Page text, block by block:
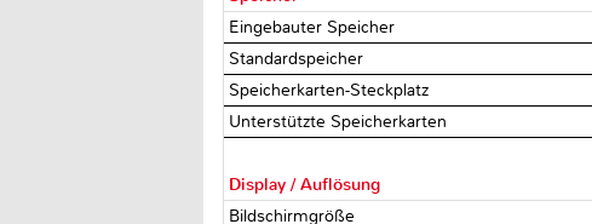
Eingebauter Speicher
Standardspeicher
Speicherkarten-Steckplatz
Unterstützte Speicherkarten
Display / Auflösung
Bildschirmgröße